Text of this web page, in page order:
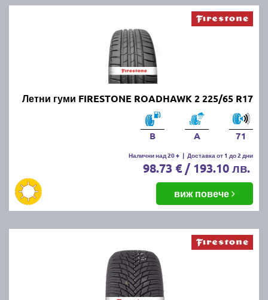
Летни гуми FIRESTONE ROADHAWK 2 225/65 R17
B A 71
Налични над 20 + | Доставка от 1 до 2 дни
98.73 € / 193.10 лв.
виж повече